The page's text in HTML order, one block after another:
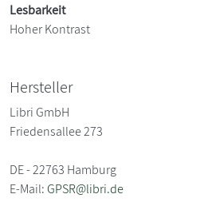
Lesbarkeit
Hoher Kontrast
Hersteller
Libri GmbH
Friedensallee 273
DE - 22763 Hamburg
E-Mail:GPSR@libri.de